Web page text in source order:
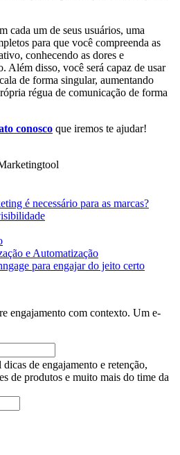
cada um de seus usuários, uma
para que você compreenda as
conhecendo as dores e
Além disso, você será capaz de usar
de forma singular, aumentando
régua de comunicação de forma
conosco que iremos te ajudar!
tool
é necessário para as marcas?
e Automatização
para engajar do jeito certo
engajamento com contexto. Um e-
de engajamento e retenção,
de produtos e muito mais do time da